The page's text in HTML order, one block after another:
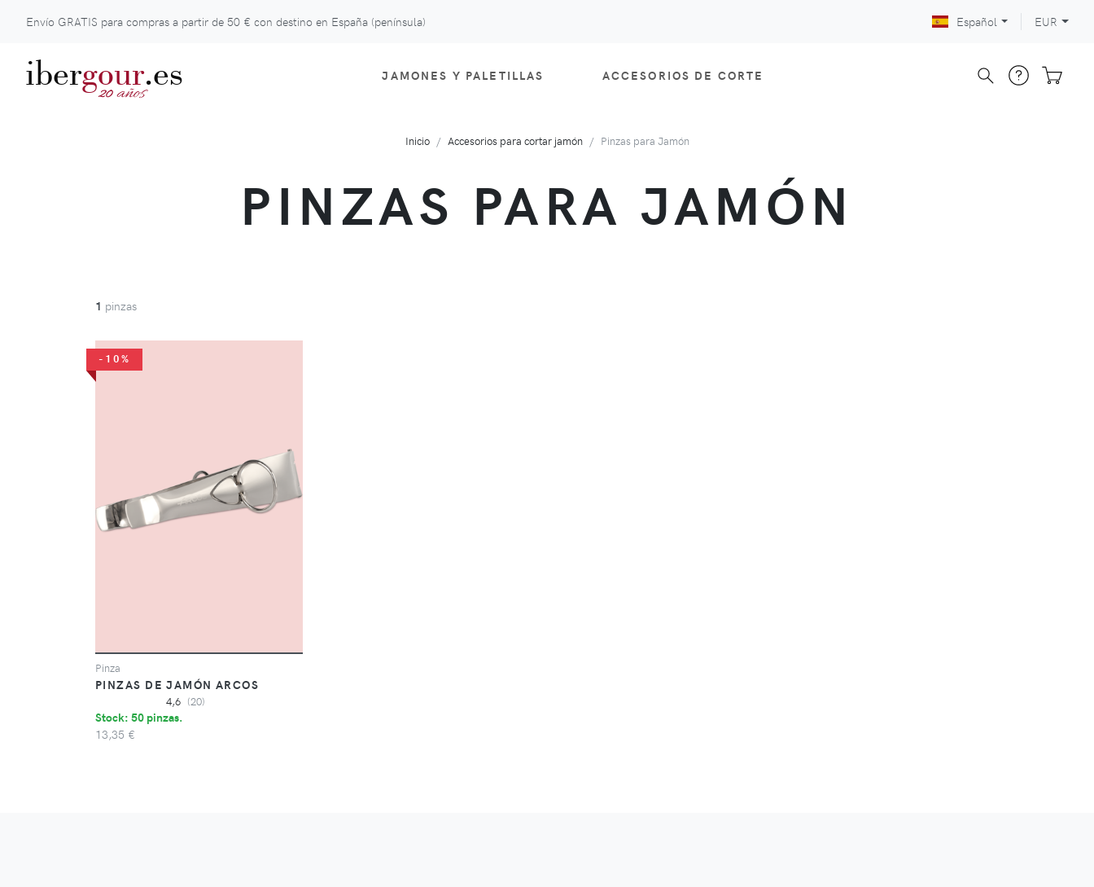
Envío GRATIS para compras a partir de 50 € con destino en España (península) Español EUR
ibergour
20 años.es JAMONES Y PALETILLAS ACCESORIOS DE CORTE
Inicio Accesorios para cortar jamón Pinzas para Jamón
PINZAS PARA JAMÓN
1 pinzas
-10%
Pinza
PINZAS DE JAMÓN ARCOS
4,6 (20)
Stock: 50 pinzas.
13,35 €